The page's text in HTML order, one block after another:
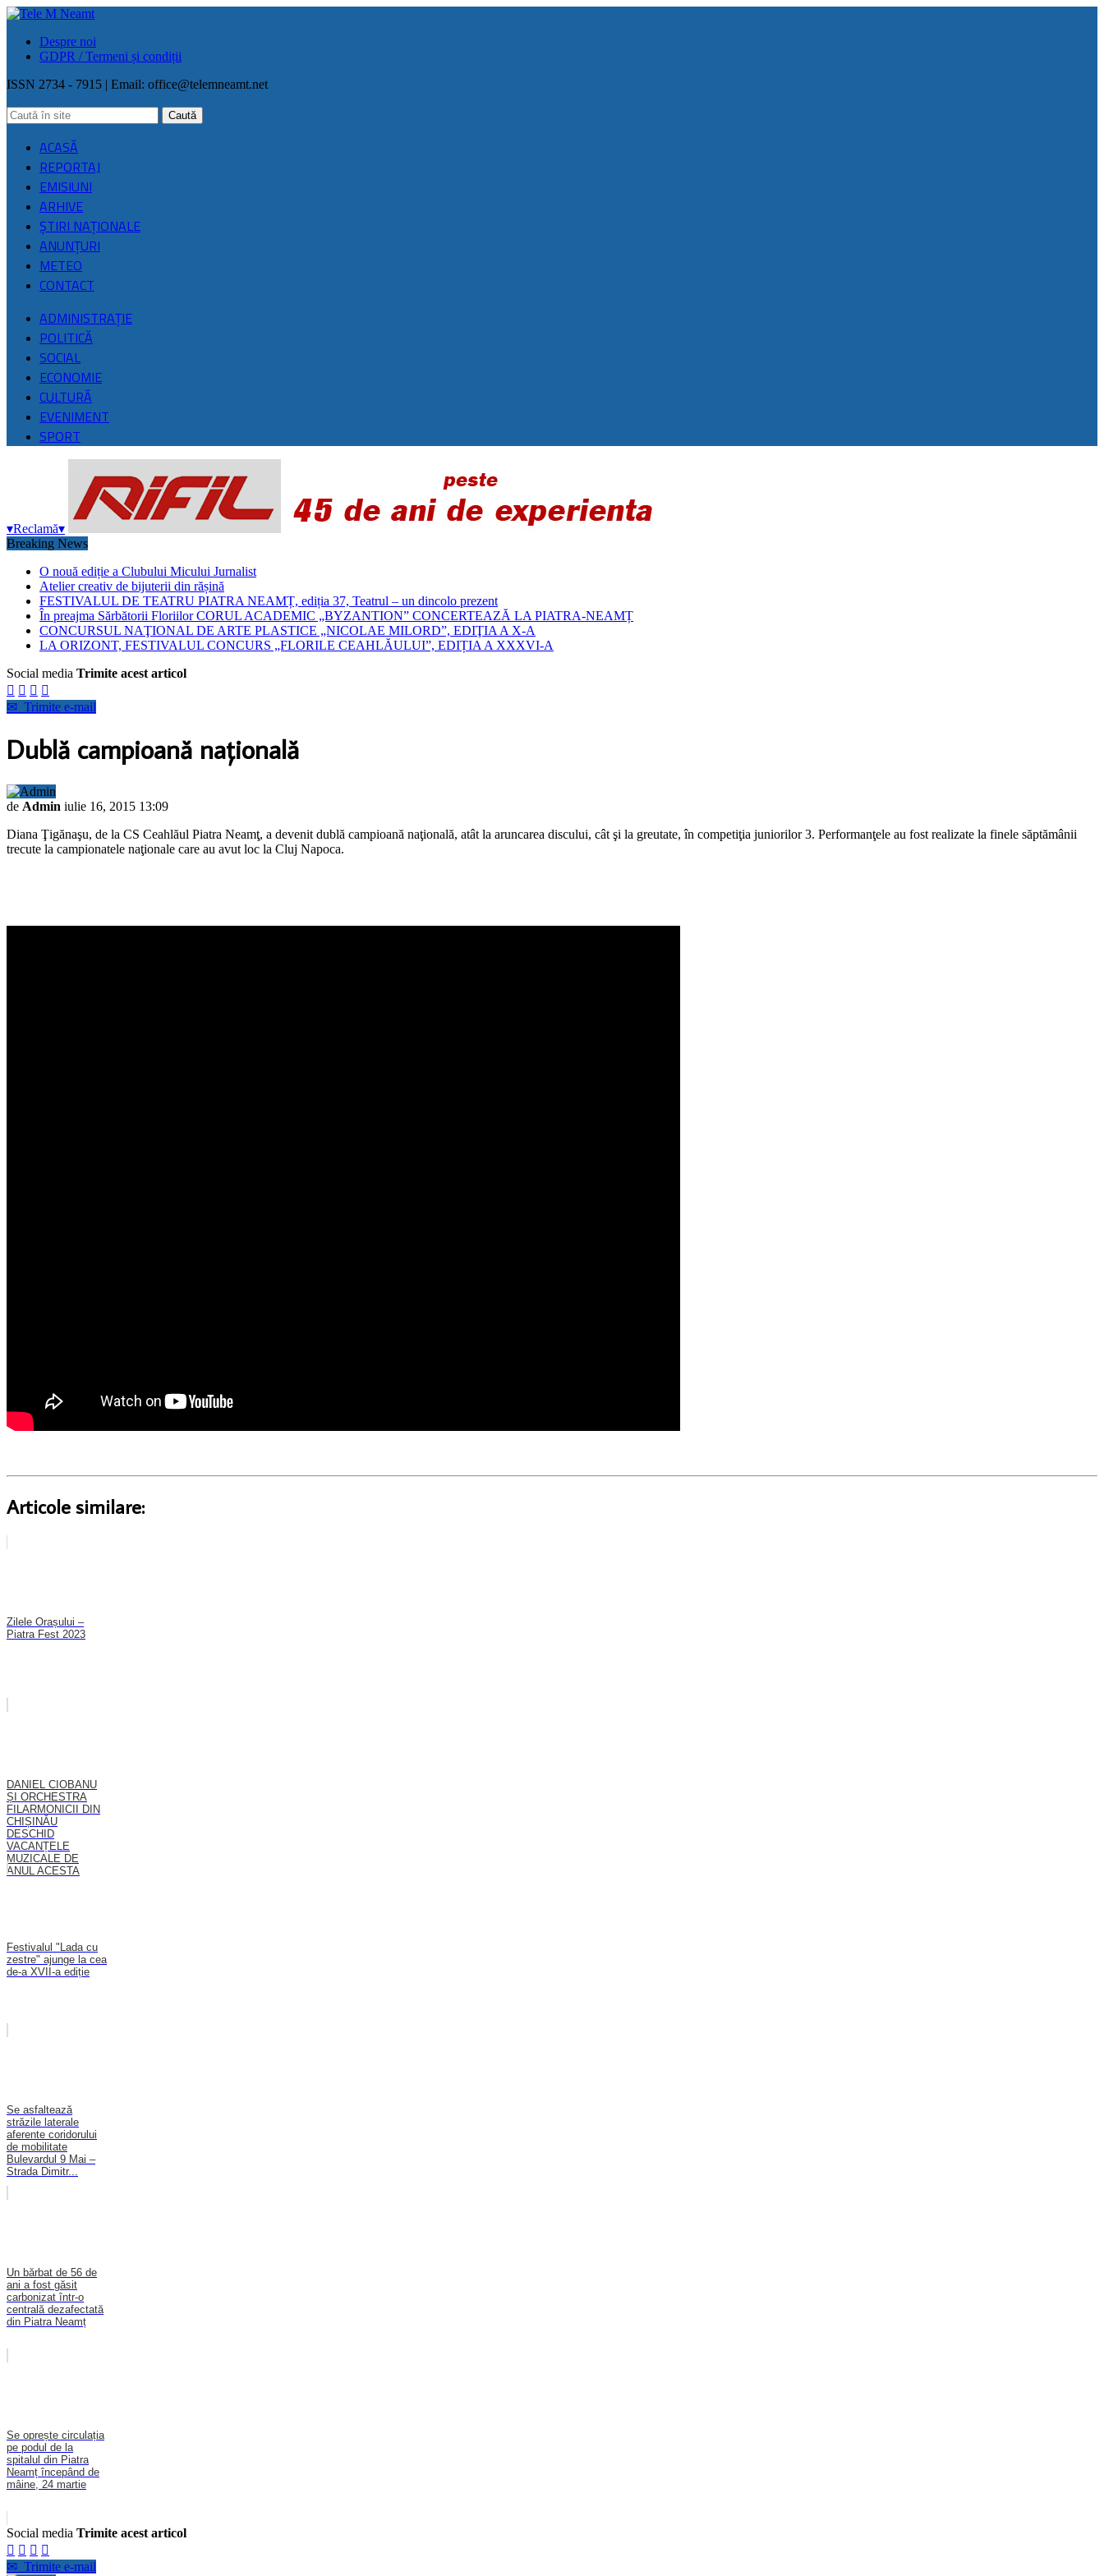
Despre noi
GDPR / Termeni și condiții
ISSN 2734 - 7915 | Email: office@telemneamt.net
ACASĂ
REPORTAJ
EMISIUNI
ARHIVE
ŞTIRI NAŢIONALE
ANUNȚURI
METEO
CONTACT
ADMINISTRAȚIE
POLITICĂ
SOCIAL
ECONOMIE
CULTURĂ
EVENIMENT
SPORT
▾Reclamă▾
Breaking News
O nouă ediție a Clubului Micului Jurnalist
Atelier creativ de bijuterii din rășină
FESTIVALUL DE TEATRU PIATRA NEAMȚ, ediția 37, Teatrul – un dincolo prezent
În preajma Sărbătorii Floriilor CORUL ACADEMIC „BYZANTION” CONCERTEAZĂ LA PIATRA-NEAMȚ
CONCURSUL NAŢIONAL DE ARTE PLASTICE „NICOLAE MILORD”, EDIŢIA A X-A
LA ORIZONT, FESTIVALUL CONCURS „FLORILE CEAHLĂULUI”, EDIȚIA A XXXVI-A
Social media Trimite acest articol
   
✉ Trimite e-mail
Dublă campioană naţională
de Admin iulie 16, 2015 13:09
Diana Ţigănaşu, de la CS Ceahlăul Piatra Neamţ, a devenit dublă campioană naţională, atât la aruncarea discului, cât şi la greutate, în competiţia juniorilor 3. Performanţele au fost realizate la finele săptămânii
trecute la campionatele naţionale care au avut loc la Cluj Napoca.
Articole similare:
Zilele Orașului –
Piatra Fest 2023
DANIEL CIOBANU
ȘI ORCHESTRA
FILARMONICII DIN
CHIȘINĂU
DESCHID
VACANȚELE
MUZICALE DE
ANUL ACESTA
Festivalul "Lada cu
zestre" ajunge la cea
de-a XVII-a ediție
Se asfaltează
străzile laterale
aferente coridorului
de mobilitate
Bulevardul 9 Mai –
Strada Dimitr...
Un bărbat de 56 de
ani a fost găsit
carbonizat într-o
centrală dezafectată
din Piatra Neamț
Se oprește circulația
pe podul de la
spitalul din Piatra
Neamț începând de
mâine, 24 martie
Social media Trimite acest articol
   
✉ Trimite e-mail